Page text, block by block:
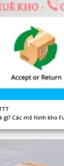
gì? Các mô hình kho